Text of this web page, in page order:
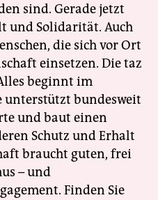
sind. Gerade jetzt
und Solidarität. Auch
die sich vor Ort
einsetzen. Die taz
beginnt im
unterstützt bundesweit
und baut einen
Schutz und Erhalt
braucht guten, frei
– und
Finden Sie